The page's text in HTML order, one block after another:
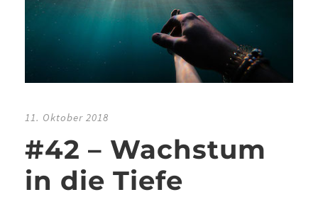
11. Oktober 2018
#42 – Wachstum
in die Tiefe